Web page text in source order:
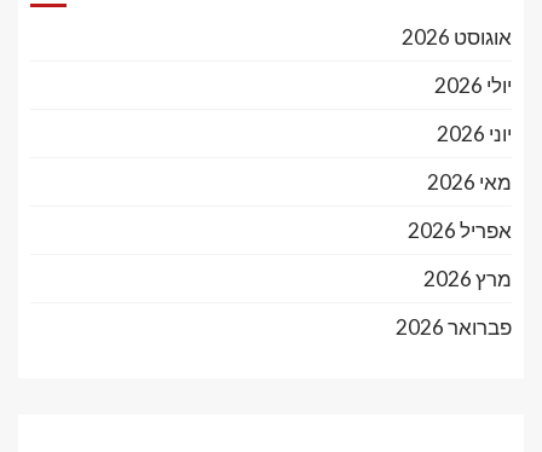
אוגוסט 2026
יולי 2026
יוני 2026
מאי 2026
אפריל 2026
מרץ 2026
פברואר 2026